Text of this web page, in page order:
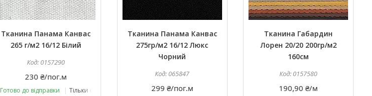
Тканина Панама Канвас
265 г/м2 16/12 Білий
0157290
230 ₴/пог.м
Готово до відправки Тільки оптом
Тканина Панама Канвас
275гр/м2 16/12 Люкс
Чорний
065847
299 ₴/пог.м
Тканина Габардин
Лорен 20/20 200гр/м2
160cм
0157580
190,90 ₴/м